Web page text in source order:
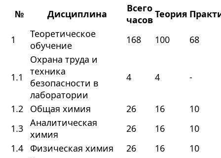
№
Дисциплина
Всего
часовТеория
1
Теоретическое
обучение
168 100 68
1.1
Охрана труда и
техника
безопасности в
лаборатории
4 4 -
1.2 Общая химия 26 16
10
1.3 Аналитическая
химия
26 16
10
1.4
Физическая химия 26 16
10